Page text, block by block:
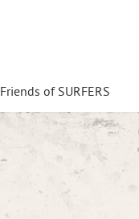
Friends of SURFERS